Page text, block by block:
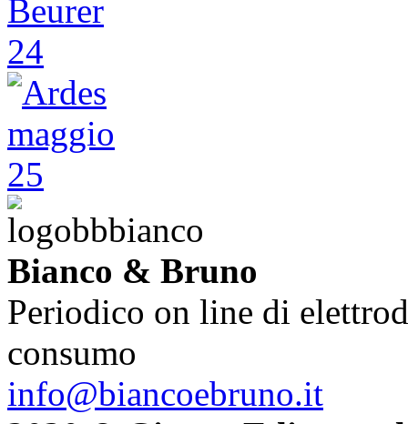
Bianco & Bruno
Periodico on line di
consumo
info@biancoebruno.it